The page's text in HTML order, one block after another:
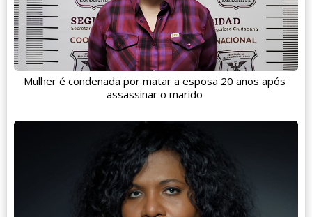
Mulher é condenada por matar a esposa 20 anos após
assassinar o marido